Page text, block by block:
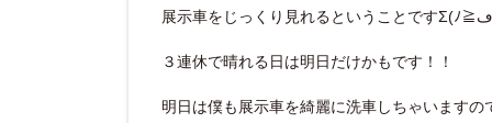
３連休で晴れる日は明日だけかもです！！
明日は僕も展示車を綺麗に洗車しちゃいますの